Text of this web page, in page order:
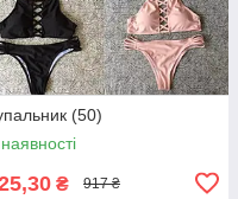
(50)
₴ 917 ₴